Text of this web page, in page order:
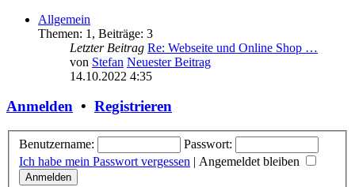
Allgemein
Themen: 1 , Beiträge: 3
Letzter Beitrag Re: Webseite und Online Shop …
von Stefan Neuester Beitrag
14.10.2022 4:35
Anmelden • Registrieren
Benutzername:
Passwort:
Ich habe mein Passwort vergessen | Angemeldet bleiben